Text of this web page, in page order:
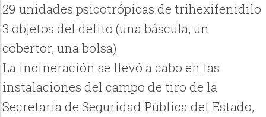
29 unidades psicotrópicas de trihexifenidilo
3 objetos del delito (una báscula, un
cobertor, una bolsa)
La incineración se llevó a cabo en las
instalaciones del campo de tiro de la
Secretaría de Seguridad Pública del Estado,